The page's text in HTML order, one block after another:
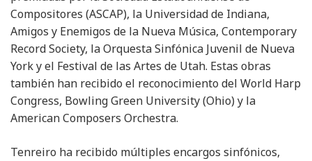
Compositores (ASCAP), la Universidad de Indiana,
Amigos y Enemigos de la Nueva Música, Contemporary
Record Society, la Orquesta Sinfónica Juvenil de Nueva
York y el Festival de las Artes de Utah. Estas obras
también han recibido el reconocimiento del World Harp
Congress, Bowling Green University (Ohio) y la
American Composers Orchestra.
Tenreiro ha recibido múltiples encargos sinfónicos,